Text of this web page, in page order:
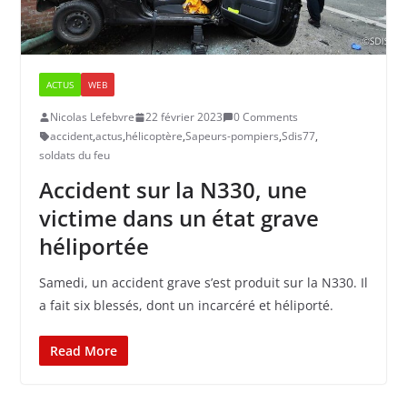
ACTUS WEB
Nicolas Lefebvre 22 février 2023
0 Comments
accident,actus,hélicoptère,Sapeurs-pompiers,Sdis77,
soldats du feu
Accident sur la N330, une
victime dans un état grave
héliportée
Samedi, un accident grave s’est produit sur la N330. Il
a fait six blessés, dont un incarcéré et héliporté.
Read More